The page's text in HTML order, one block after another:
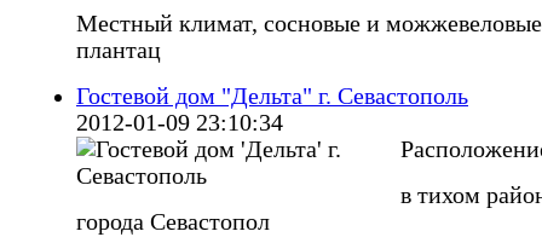
Местный климат, сосновые и
плантац
Гостевой дом "Дельта" г. Севастополь
2012-01-09 23:10:34
в тихом
города Севастопол